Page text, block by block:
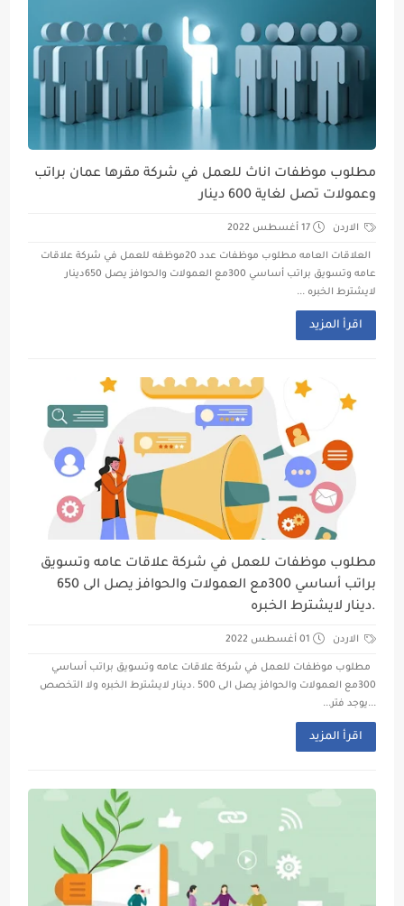
مطلوب موظفات اناث للعمل في شركة مقرها عمان براتب
وعمولات تصل لغاية 600 دينار
الاردن 17 أغسطس 2022
العلاقات العامه مطلوب موظفات عدد 20موظفه للعمل في شركة علاقات
عامه وتسويق براتب أساسي 300مع العمولات والحوافز يصل 650دينار
لايشترط الخبره ...
اقرأ المزيد
مطلوب موظفات للعمل في شركة علاقات عامه وتسويق
براتب أساسي 300مع العمولات والحوافز يصل الى 650
.دينار لايشترط الخبره
الاردن 01 أغسطس 2022
مطلوب موظفات للعمل في شركة علاقات عامه وتسويق براتب أساسي
300مع العمولات والحوافز يصل الى 500 .دينار لايشترط الخبره ولا التخصص
...يوجد فتر...
اقرأ المزيد